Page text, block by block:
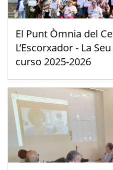
El Punt Òmnia del
L’Escorxador - La
curso 2025-2026